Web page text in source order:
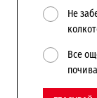
Не
Все